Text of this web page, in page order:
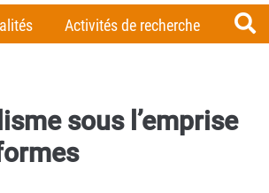
Activités de recherche
sous l’emprise